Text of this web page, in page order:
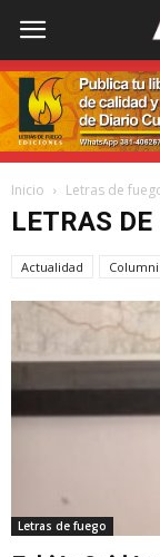
Inicio Letras de
LETRAS DE
Actualidad
Letras de fuego